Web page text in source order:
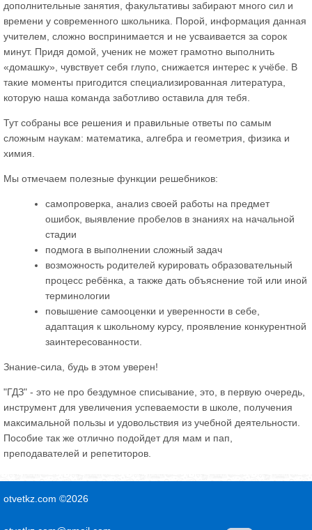
дополнительные занятия, факультативы забирают много сил и
времени у современного школьника. Порой, информация данная
учителем, сложно воспринимается и не усваивается за сорок
минут. Придя домой, ученик не может грамотно выполнить
«домашку», чувствует себя глупо, снижается интерес к учёбе. В
такие моменты пригодится специализированная литература,
которую наша команда заботливо оставила для тебя.
Тут собраны все решения и правильные ответы по самым
сложным наукам: математика, алгебра и геометрия, физика и
химия.
Мы отмечаем полезные функции решебников:
самопроверка, анализ своей работы на предмет
ошибок, выявление пробелов в знаниях на начальной
стадии
подмога в выполнении сложный задач
возможность родителей курировать образовательный
процесс ребёнка, а также дать объяснение той или иной
терминологии
повышение самооценки и уверенности в себе,
адаптация к школьному курсу, проявление конкурентной
заинтересованности.
Знание-сила, будь в этом уверен!
"ГДЗ" - это не про бездумное списывание, это, в первую очередь,
инструмент для увеличения успеваемости в школе, получения
максимальной пользы и удовольствия из учебной деятельности.
Пособие так же отлично подойдет для мам и пап,
преподавателей и репетиторов.
otvetkz.com ©2026